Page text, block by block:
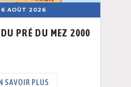
AOÛT 2026
PRÉ DU MEZ 2000
SAVOIR PLUS